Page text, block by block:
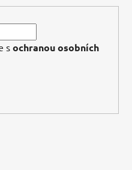
s ochranou osobních